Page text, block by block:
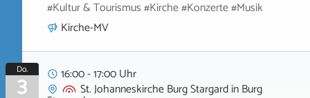
#Kultur & Tourismus #Kirche #Konzerte #Musik
Kirche-MV
Do.
3
16:00 - 17:00 Uhr
St. Johanneskirche Burg StargardinBurg